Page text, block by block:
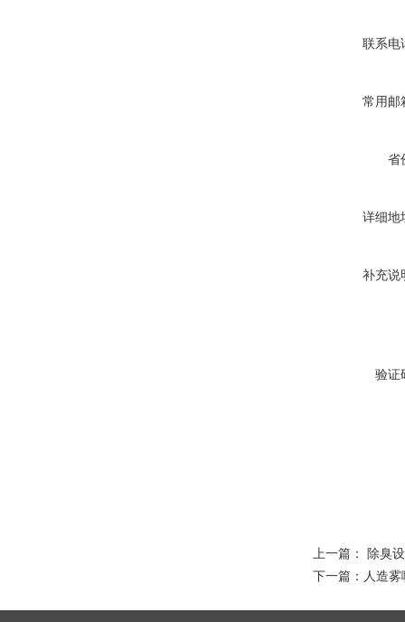
联系电
常用邮
省
详细地
补充说
验证
上一篇：
除臭
下一篇： 人造